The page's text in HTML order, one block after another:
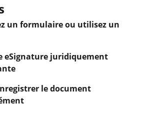
un formulaire ou utilisez un
eSignature juridiquement
le document